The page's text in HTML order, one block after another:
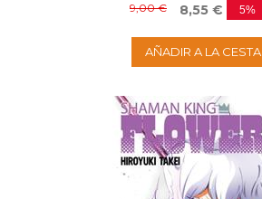
9,00 € 8,55 € 5%
AÑADIR A LA CESTA